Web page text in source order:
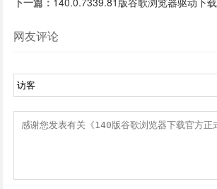
网友评论